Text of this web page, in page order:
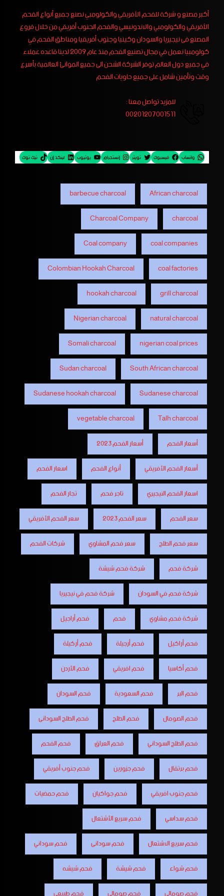
أكبر مصنع و شركة للفحم الأفريقي والكولومبي نصنع جميع أنواع الفحم
الأفريقي والكولومبي والاندونيسي والفحم الجنوب أفريقي من خلال فروع
المصنع فى نيجيريا والسودان وكينيا وجنوب أفريقيا ومناطق الفحم في
كولومبيا نعمل في مجال تصنيع الفحم منذ عام 2009 لدينا قاعده عملاء
في جميع دول العالم توفر الشركة الشحن الى جميع الموانئ العالمية بأسرع
وقت وتأمين شامل على جميع حاويات الفحم
للمزيد تواصل معنا :
00201207001511
واتساب فيسبوك تويتر إنستجرام يوتيوب لينكد إن تيك توك
African charcoal
barbecue charcoal
charcoal
Charcoal Company
coal companies
Coal company
coal factories
Colombian Hookah Charcoal
grill charcoal
hookah charcoal
natural charcoal
Nigerian charcoal
nigerian coal prices
Somali charcoal
South African charcoal
Sudan charcoal
Sudanese charcoal
Sudanese hookah charcoal
Talh charcoal
vegetable charcoal
أسعار الفحم
أسعار الفحم 2023
أسعار الفحم الأفريقي
أنواع الفحم
اسعار الفحم
اسعار الفحم النيجيري
تاجر فحم
تجار الفحم
سعر الفحم
سعر الفحم 2023
سعر الفحم الأفريقي
سعر فحم الطلح
سعر فحم المشاوي
شركات الفحم
شركة فحم
شركة فحم شيشة
شركة فحم في السودان
شركة فحم في نيجيريا
شركة فحم مشاوي
فحم
فحم أراجيل
فحم أراكيل
فحم أرجيلة
فحم أركيلة
فحم أكاسيا
فحم افريقي
فحم الأردن
فحم البر
فحم السعودية
فحم السودان
فحم الصومال
فحم الطلح
فحم الطلح السودانى
فحم الطلح السوداني
فحم العراق
فحم الفحم
فحم برتقال
فحم جزورين
فحم جنوب أفريقي
فحم جنوب افريقي
فحم جواكيان
فحم حمضيات
فحم سداسي
فحم سريع الأشتعال
فحم سريع الاشتعال
فحم سودانى
فحم سوداني
فحم شواء
فحم شيشة
فحم شيشه